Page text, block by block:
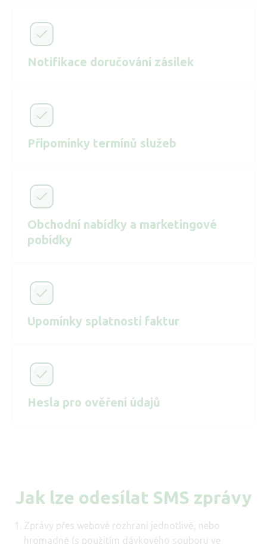
Notifikace doručování zásilek
Připomínky termínů služeb
Obchodní nabídky a marketingové
pobídky
Upomínky splatnosti faktur
Hesla pro ověření údajů
Jak lze odesílat SMS zprávy
Zprávy přes webové rozhraní jednotlivě, nebo
hromadně (s použitím dávkového souboru ve